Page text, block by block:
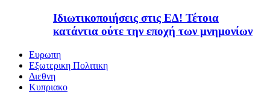
Ιδιωτικοποιήσεις στις ΕΔ! Τέτοια
κατάντια ούτε την εποχή των μνημονίων
Ευρωπη
Εξωτερικη Πολιτικη
Διεθνη
Κυπριακο